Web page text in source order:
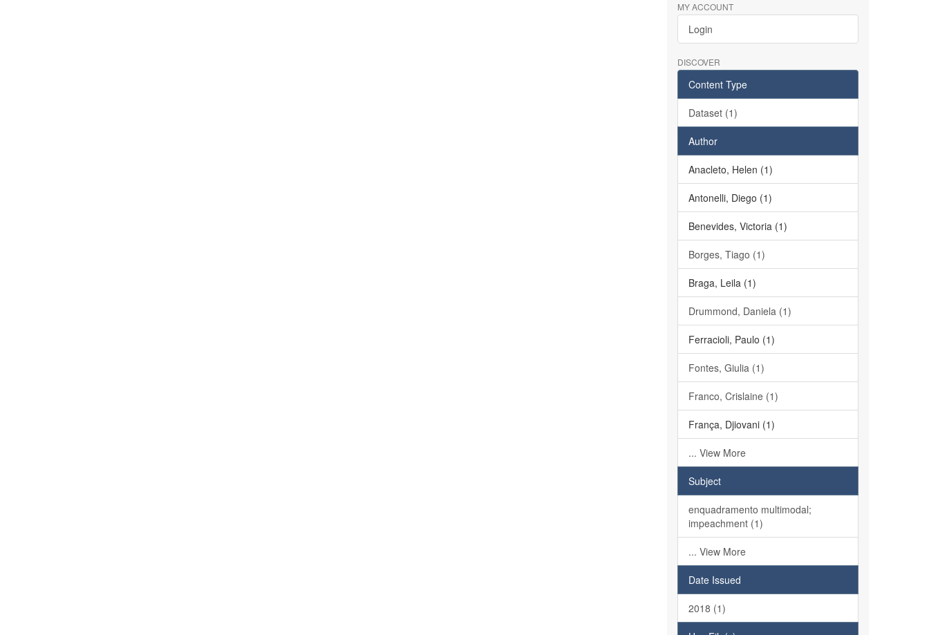
MY ACCOUNT
Login
DISCOVER
Content Type
Dataset (1)
Author
Anacleto, Helen (1)
Antonelli, Diego (1)
Benevides, Victoria (1)
Borges, Tiago (1)
Braga, Leila (1)
Drummond, Daniela (1)
Ferracioli, Paulo (1)
Fontes, Giulia (1)
Franco, Crislaine (1)
França, Djiovani (1)
... View More
Subject
enquadramento multimodal;
impeachment (1)
... View More
Date Issued
2018 (1)